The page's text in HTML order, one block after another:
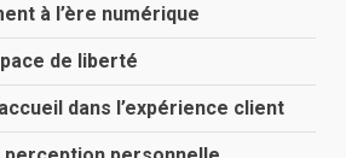
à l’ère numérique
de liberté
dans l’expérience client